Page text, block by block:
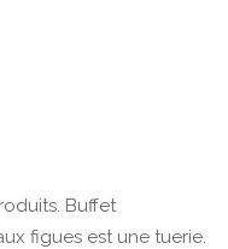
Buffet
figues est une tuerie.